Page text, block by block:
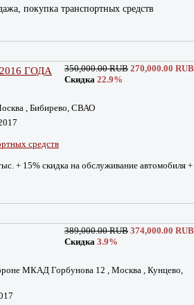
покупка транспортных средств
350,000.00 RUB 270,000.00 RUB
Скидка 22.9%
ГОДА
, Бибирево, СВАО
средств
+ 15% скидка на обслуживание автомобиля +
389,000.00 RUB 374,000.00 RUB
Скидка 3.9%
МКАД Горбунова 12 , Москва , Кунцево,